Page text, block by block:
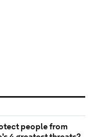
people from